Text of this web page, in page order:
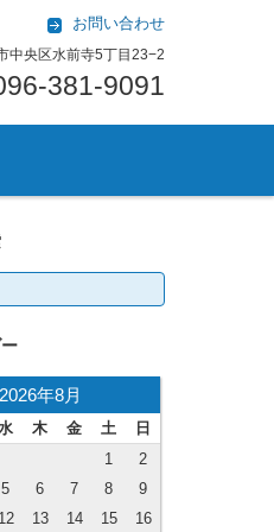
お問い合わせ
中央区水前寺5丁目23−2
381-9091
2026年8月
木 金 土
日
1
2
5 6 7 8
9
12 13 14 15
16